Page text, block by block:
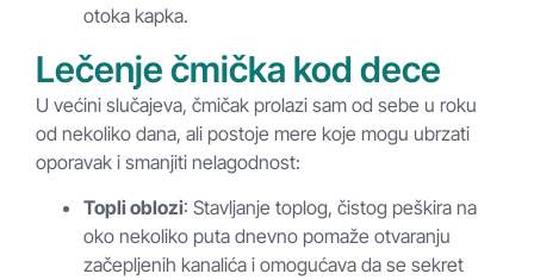
otoka kapka.
Lečenje čmička kod dece
U većini slučajeva, čmičak prolazi sam od sebe u roku
od nekoliko dana, ali postoje mere koje mogu ubrzati
oporavak i smanjiti nelagodnost:
Topli oblozi: Stavljanje toplog, čistog peškira na
oko nekoliko puta dnevno pomaže otvaranju
začepljenih kanalića i omogućava da se sekret